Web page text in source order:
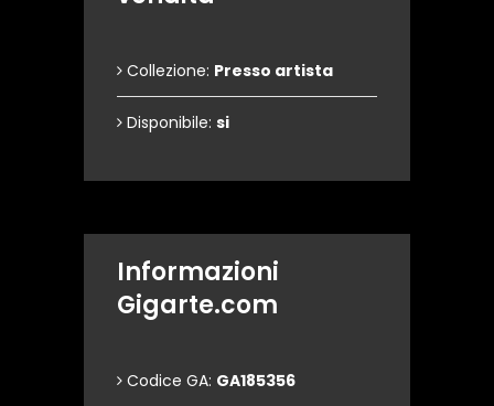
Collezione: Presso artista
Disponibile: si
Informazioni
Gigarte.com
Codice GA: GA185356